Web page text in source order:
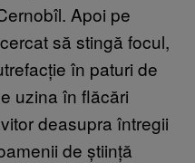
Apoi pe
să stingă focul,
în paturi de
uzina în flăcări
deasupra întregii
de știință